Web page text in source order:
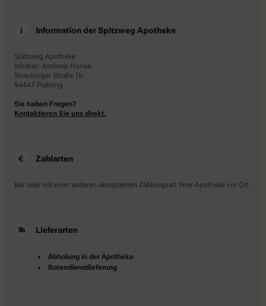
Information der Spitzweg Apotheke
Spitzweg Apotheke
Inhaber: Andreas Honsa
Straubinger Straße 1b
94447 Plattling
Sie haben Fragen?
Kontaktieren Sie uns direkt.
Zahlarten
Bar oder mit einer anderen akzeptierten Zahlungsart Ihrer Apotheke vor Ort.
Lieferarten
Abholung in der Apotheke
Botendienstlieferung